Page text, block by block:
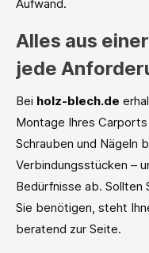
Aufwand.
Alles aus
jede
Bei holz-blech.de
Montage Ihres
Schrauben und Nägeln
Verbindungsstücken –
Bedürfnisse ab. Sollten
Sie benötigen, steht
beratend zur Seite.